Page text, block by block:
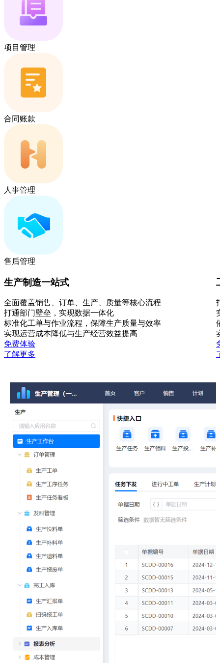
项目管理
合同账款
人事管理
售后管理
生产制造一站式
全面覆盖销售、订单、生产、质量等核心流程
打通部门壁垒，实现数据一体化
标准化工单与作业流程，保障生产质量与效率
实现运营成本降低与生产经营效益提高
免费体验
了解更多